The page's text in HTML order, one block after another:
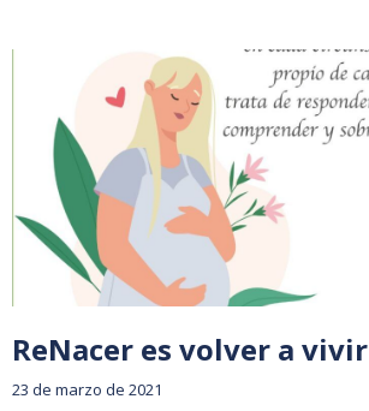
ReNacer es volver a vivir
23 de marzo de 2021